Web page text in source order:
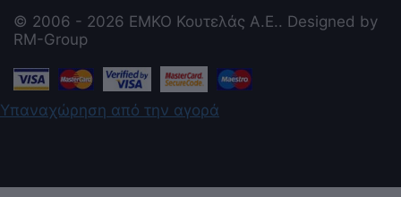
© 2006 - 2026 ΕΜΚΟ Κουτελάς Α.Ε.. Designed by
RM-Group
Υπαναχώρηση από την αγορά